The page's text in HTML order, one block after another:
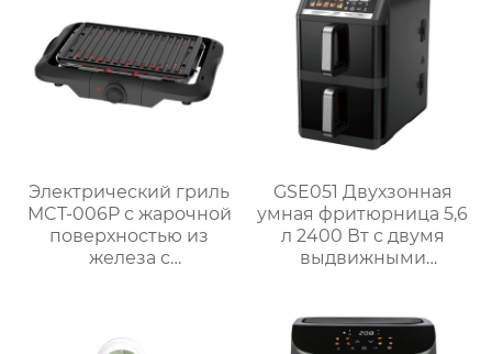
жарки.
Электрический гриль
MCT-006P с жарочной
поверхностью из
железа с
GSE051 Двухзонная
умная фритюрница 5,6
л 2400 Вт с двумя
выдвижными